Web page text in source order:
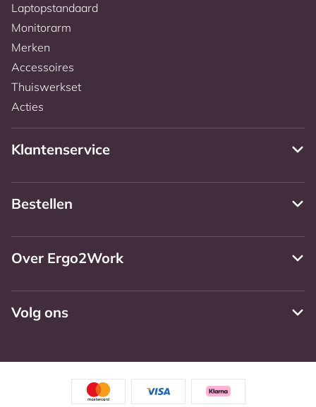
Laptopstandaard
Monitorarm
Merken
Accessoires
Thuiswerkset
Acties
Klantenservice
Bestellen
Over Ergo2Work
Volg ons